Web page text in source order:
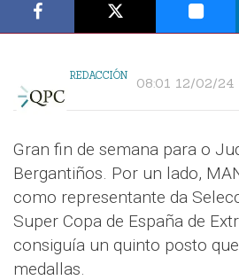
REDACCIÓN 08:01 12/02/24
Gran fin de semana para o
Bergantiños. Por un lado,
como representante da
Super Copa de España de
consiguía un quinto posto
medallas.